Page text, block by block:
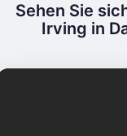
Sehen Sie
Irving in